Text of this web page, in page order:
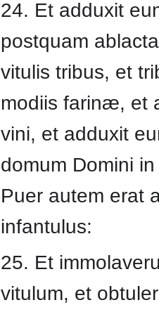
24. Et adduxit
postquam
vitulis tribus, et
modiis farinæ, et
vini, et adduxit
domum Domini
Puer autem erat
infantulus:
25. Et
vitulum, et